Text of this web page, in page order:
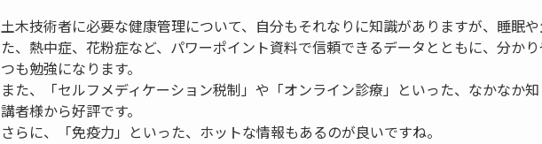
土木技術者に必要な健康管理について、自分もそれなりに知識がありますが、睡眠
た、熱中症、花粉症など、パワーポイント資料で信頼できるデータとともに、分か
つも勉強になります。
また、「セルフメディケーション税制」や「オンライン診療」といった、なかなか
講者様から好評です。
さらに、「免疫力」といった、ホットな情報もあるのが良いですね。